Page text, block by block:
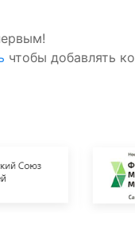
чтобы добавлять